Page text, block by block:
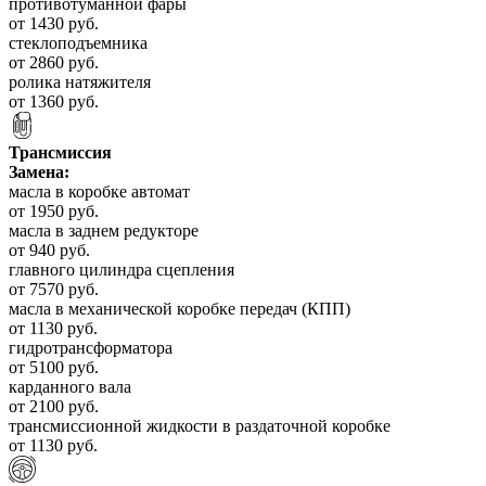
противотуманной фары
от 1430 руб.
стеклоподъемника
от 2860 руб.
ролика натяжителя
от 1360 руб.
Трансмиссия
Замена:
масла в коробке автомат
от 1950 руб.
масла в заднем редукторе
от 940 руб.
главного цилиндра сцепления
от 7570 руб.
масла в механической коробке передач (КПП)
от 1130 руб.
гидротрансформатора
от 5100 руб.
карданного вала
от 2100 руб.
трансмиссионной жидкости в раздаточной коробке
от 1130 руб.